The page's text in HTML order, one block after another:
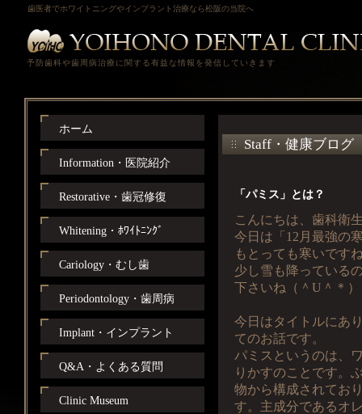
歯医者でホワイトニングやインプラント治療なら松阪の当院へ
予防歯科や歯周病治療に関する有益な情報を発信していきます
Staff・健康ブログ
「パミス」とは？
こんにちは、歯科衛
今日は「12月最強の
もとっても寒いです
少し雪も降っている
下さいね（＾U＾＊）
今日はタイトルにあ
てのお話です。
パミスというのは、
りかすのことです。
物から構成されてお
す。主成分であるオ
ホーム
Information・医院紹介
Restorative・歯冠修復
Whitening・ﾎﾜｲﾄﾆﾝｸﾞ
Cariology・むし歯
Periodontology・歯周病
Implant・インプラント
Q&A・よくある質問
Clinic Museum